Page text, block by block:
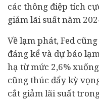
các thông điệp tích
giảm lãi suất năm
Về lạm phát, Fed
đáng kể và dự báo
hạ từ mức 2,6%
cũng thúc đẩy kỳ
cắt giảm lãi suất